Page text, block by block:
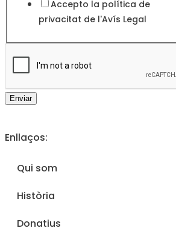
Accepto la política de
privacitat de l'Avís Legal
Enviar
Enllaços:
Qui som
Història
Donatius